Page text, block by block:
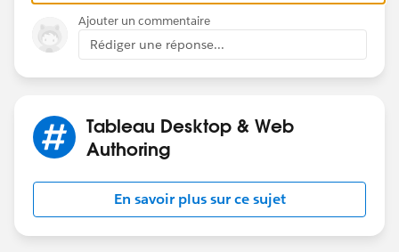
Ajouter un commentaire
Rédiger une réponse...
Tableau Desktop & Web
Authoring
En savoir plus sur ce sujet